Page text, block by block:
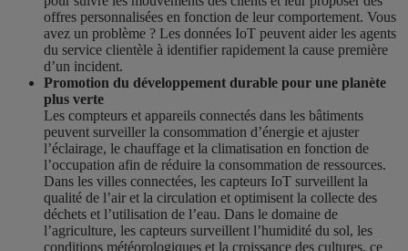
offres personnalisées en fonction de leur comportement. Vous
avez un problème ? Les données IoT peuvent aider les agents
du service clientèle à identifier rapidement la cause première
d’un incident.
Promotion du développement durable pour une planète
plus verte
Les compteurs et appareils connectés dans les bâtiments
peuvent surveiller la consommation d’énergie et ajuster
l’éclairage, le chauffage et la climatisation en fonction de
l’occupation afin de réduire la consommation de ressources.
Dans les villes connectées, les capteurs IoT surveillent la
qualité de l’air et la circulation et optimisent la collecte des
déchets et l’utilisation de l’eau. Dans le domaine de
l’agriculture, les capteurs surveillent l’humidité du sol, les
conditions météorologiques et la croissance des cultures, ce